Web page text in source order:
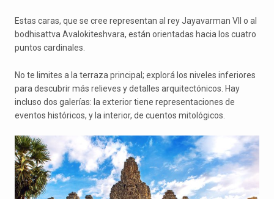
Estas caras, que se cree representan al rey Jayavarman VII o al
bodhisattva Avalokiteshvara, están orientadas hacia los cuatro
puntos cardinales.
No te limites a la terraza principal; explorá los niveles inferiores
para descubrir más relieves y detalles arquitectónicos. Hay
incluso dos galerías: la exterior tiene representaciones de
eventos históricos, y la interior, de cuentos mitológicos.